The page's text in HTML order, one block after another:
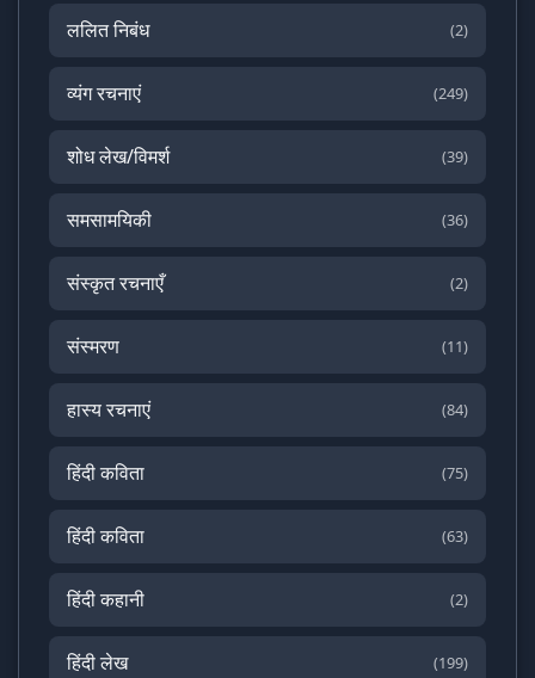
ललित निबंध (2)
व्यंग रचनाएं (249)
शोध लेख/विमर्श (39)
समसामयिकी (36)
संस्कृत रचनाएँ (2)
संस्मरण (11)
हास्य रचनाएं (84)
हिंदी कविता (75)
हिंदी कविता (63)
हिंदी कहानी (2)
हिंदी लेख (199)